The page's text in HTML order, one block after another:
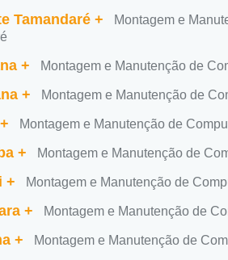
Tamandaré +
Montagem e
+ Montagem e Manutenção de
+ Montagem e Manutenção de
+ Montagem e Manutenção de
+ Montagem e Manutenção de
+ Montagem e Manutenção de
+ Montagem e Manutenção de
+ Montagem e Manutenção de